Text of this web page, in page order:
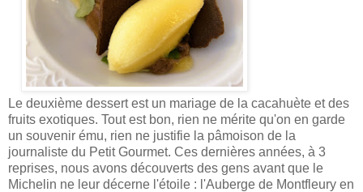
Le deuxième dessert est un mariage de la cacahuète et des
fruits exotiques. Tout est bon, rien ne mérite qu'on en garde
un souvenir ému, rien ne justifie la pâmoison de la
journaliste du Petit Gourmet. Ces dernières années, à 3
reprises, nous avons découverts des gens avant que le
Michelin ne leur décerne l'étoile : l'Auberge de Montfleury en